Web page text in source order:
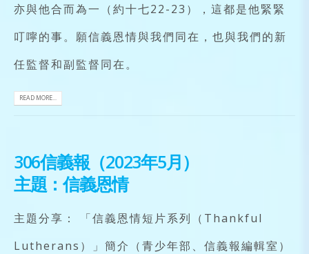
亦與他合而為一（約十七22-23），這都是他緊緊
叮嚀的事。願信義恩情與我們同在，也與我們的新
任監督和副監督同在。
READ MORE...
306信義報（2023年5月）
主題：信義恩情
主題分享： 「信義恩情短片系列（Thankful
Lutherans）」簡介（青少年部、信義報編輯室）